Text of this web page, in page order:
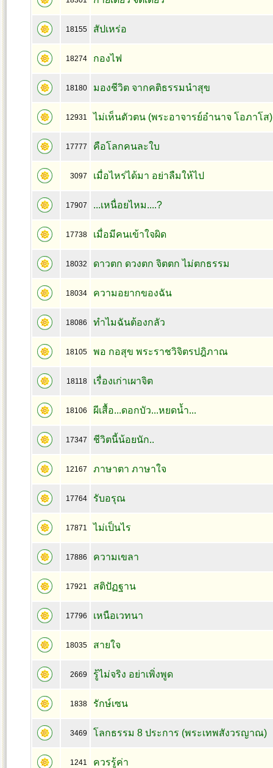
18155 สัปเหร่อ
18274 กองไฟ
18180 มองชีวิต จากคติธรรมนำสุข
12931 ไม่เห็นตัวตน (พระอาจารย์อำนาจ โอภาโส)
17777 คือโลกคนละใบ
3097 เมื่อไหร่ได้มา อย่าลืมให้ไป
17907 ...เหนื่อยไหม....?
17738 เมื่อมีคนเข้าใจผิด
18032 ดาวตก ดวงตก จิตตก ไม่ตกธรรม
18034 ความอยากของฉัน
18086 ทำไมฉันต้องกลัว
18105 พอ กอสุข พระราชวิจิตรปฎิภาณ
18118 เรื่องเก่าเผาจิต
18106 ผีเสื้อ...ดอกบัว...หยดน้ำ...
17347 ชีวิตนี้น้อยนัก..
12167 ภาษาตา ภาษาใจ
17764 รับอรุณ
17871 ไม่เป็นไร
17886 ความเขลา
17921 สติปัฏฐาน
17796 เหนือเวทนา
18035 สายใจ
2669 รู้ไม่จริง อย่าเพิ่งพูด
1838 รักษ์เซน
3469 โลกธรรม 8 ประการ (พระเทพสังวรญาณ)
1241 ควรรู้ค่า